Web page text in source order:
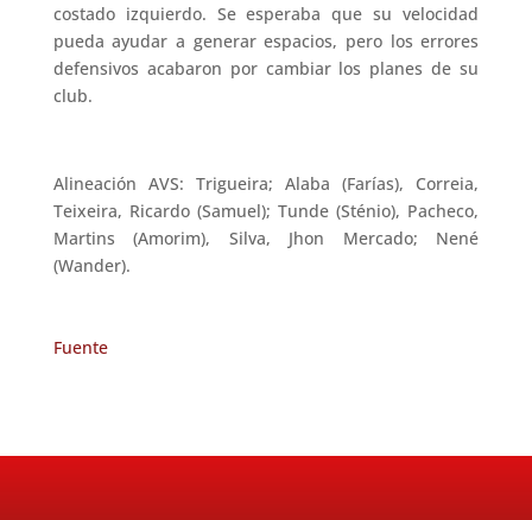
costado izquierdo. Se esperaba que su velocidad
pueda ayudar a generar espacios, pero los errores
defensivos acabaron por cambiar los planes de su
club.
Alineación AVS: Trigueira; Alaba (Farías), Correia,
Teixeira, Ricardo (Samuel); Tunde (Sténio), Pacheco,
Martins (Amorim), Silva, Jhon Mercado; Nené
(Wander).
Fuente